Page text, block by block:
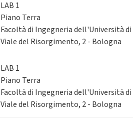
LAB 1
Piano Terra
Facoltà di Ingegneria dell'Università
Viale del Risorgimento, 2 - Bologna
LAB 1
Piano Terra
Facoltà di Ingegneria dell'Università
Viale del Risorgimento, 2 - Bologna